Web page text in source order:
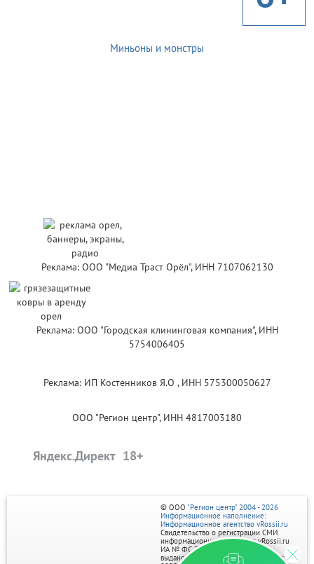
Миньоны и монстры
Реклама: ООО "Медиа Траст Орёл", ИНН 7107062130
Реклама: ООО "Городская клининговая компания", ИНН
5754006405
Реклама: ИП Костенников Я.О , ИНН 575300050627
ООО "Регион центр", ИНН 4817003180
Яндекс.Директ
© ООО "Регион центр" 2004 - 2026
Информационное наполнение:
Информационное агентство vRossii.ru
Свидетельство о регистрации СМИ
информационного агентства vRossii.ru
ИА № ФС 77‑35502
выдано РОСКОМНАДЗОРом 04 марта